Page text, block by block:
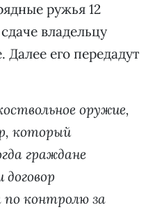
ружья 12
владельцу
его передадут
оружие,
который
граждане
контролю за